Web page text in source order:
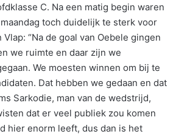
C. Na een matig begin waren
toch duidelijk te sterk voor
“Na de goal van Oebele gingen
we ruimte en daar zijn we
We moesten winnen om bij te
Dat hebben we gedaan en dat
Sarkodie, man van de wedstrijd,
dat er veel publiek zou komen
hier enorm leeft, dus dan is het